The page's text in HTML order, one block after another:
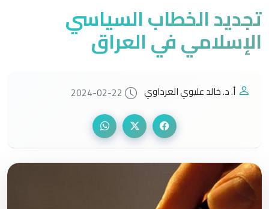
تجديد الخطاب السياسي
الإسلامي في العراق
أ. د. خالد عليوي العرداوي 2024-02-22